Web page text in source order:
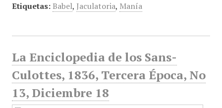
Etiquetas: Babel, Jaculatoria, Manía
La Enciclopedia de los Sans-
Culottes, 1836, Tercera Época, No
13, Diciembre 18